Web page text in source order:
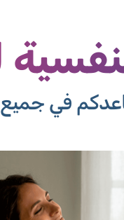
في جميع